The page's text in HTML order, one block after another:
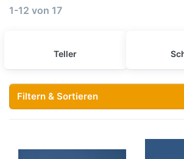
1-12 von 17
Teller
Filtern & Sortieren